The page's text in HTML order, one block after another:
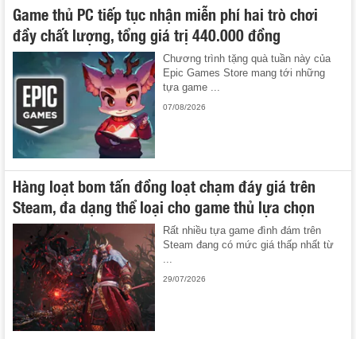
Game thủ PC tiếp tục nhận miễn phí hai trò chơi
đầy chất lượng, tổng giá trị 440.000 đồng
Chương trình tặng quà tuần này của
Epic Games Store mang tới những
tựa game ...
07/08/2026
Hàng loạt bom tấn đồng loạt chạm đáy giá trên
Steam, đa dạng thể loại cho game thủ lựa chọn
Rất nhiều tựa game đình đám trên
Steam đang có mức giá thấp nhất từ
...
29/07/2026